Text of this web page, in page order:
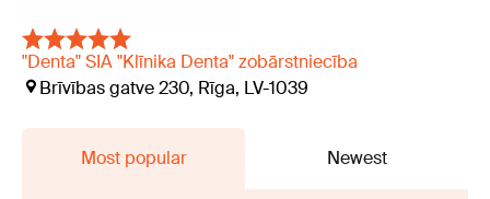
"Denta" SIA "Klīnika Denta" zobārstniecība
Brīvības gatve 230, Rīga, LV-1039
Most popular Newest